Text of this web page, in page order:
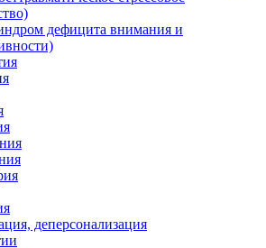
дефицита внимания и
деперсонализация